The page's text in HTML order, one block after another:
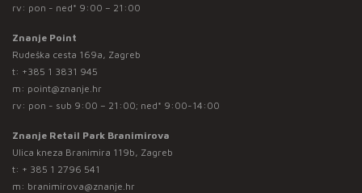
rv: pon - ned* 9:00 – 21:00
Znanje Point
Rudeška cesta 169a, Zagreb
t: +385 1 3831 945
m: point@znanje.hr
rv: pon - sub 9:00 – 21:00; ned* 9:00-14:00
Znanje Retail Park Branimirova
Ulica kneza Branimira 119b, Zagreb
t: + 385 1 2796 541
m: branimirova@znanje.hr